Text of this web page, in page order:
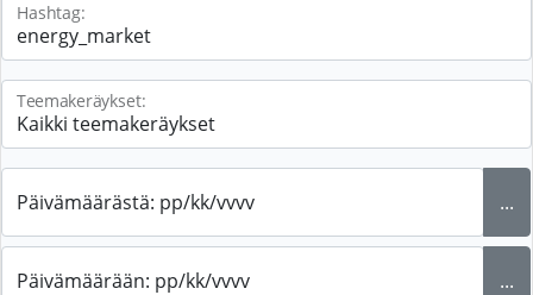
Hashtag:
Teemakeräykset:
Päivämäärästä: pp/kk/vvvv ...
Päivämäärään: pp/kk/vvvv ...